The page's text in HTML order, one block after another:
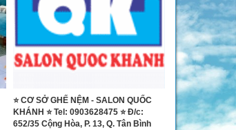
⭐ CƠ SỞ GHẾ NỆM - SALON QUỐC
KHÁNH ⭐ Tel: 0903628475 ⭐ Đ/c:
652/35 Cộng Hòa, P. 13, Q. Tân Bình